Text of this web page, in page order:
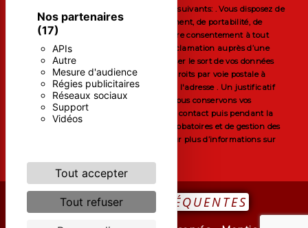
Nos partenaires
(17)
APIs
Autre
Mesure d'audience
Régies publicitaires
Réseaux sociaux
Support
Vidéos
Tout accepter
Tout refuser
communiquées aux seuls destinataires suivants: . Vous disposez de
droits d’accès, de rectification, d’effacement, de portabilité, de
limitation, d’opposition, de retrait de votre consentement à tout
moment et du droit d’introduire une réclamation auprès d’une
autorité de contrôle, ainsi que d’organiser le sort de vos données
post-mortem. Vous pouvez exercer ces droits par voie postale à
l'adresse ou par courrier électronique à l'adresse . Un justificatif
d'identité pourra vous être demandé. Nous conservons vos
données pendant la période de prise de contact puis pendant la
durée de prescription légale aux fins probatoires et de gestion des
contentieux. Consultez le site cnil.fr pour plus d’informations sur
RECHERCHES FRÉQUENTES